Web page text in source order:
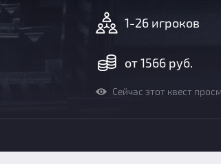
1-26 игроков
от 1566 руб.
Сейчас этот квест